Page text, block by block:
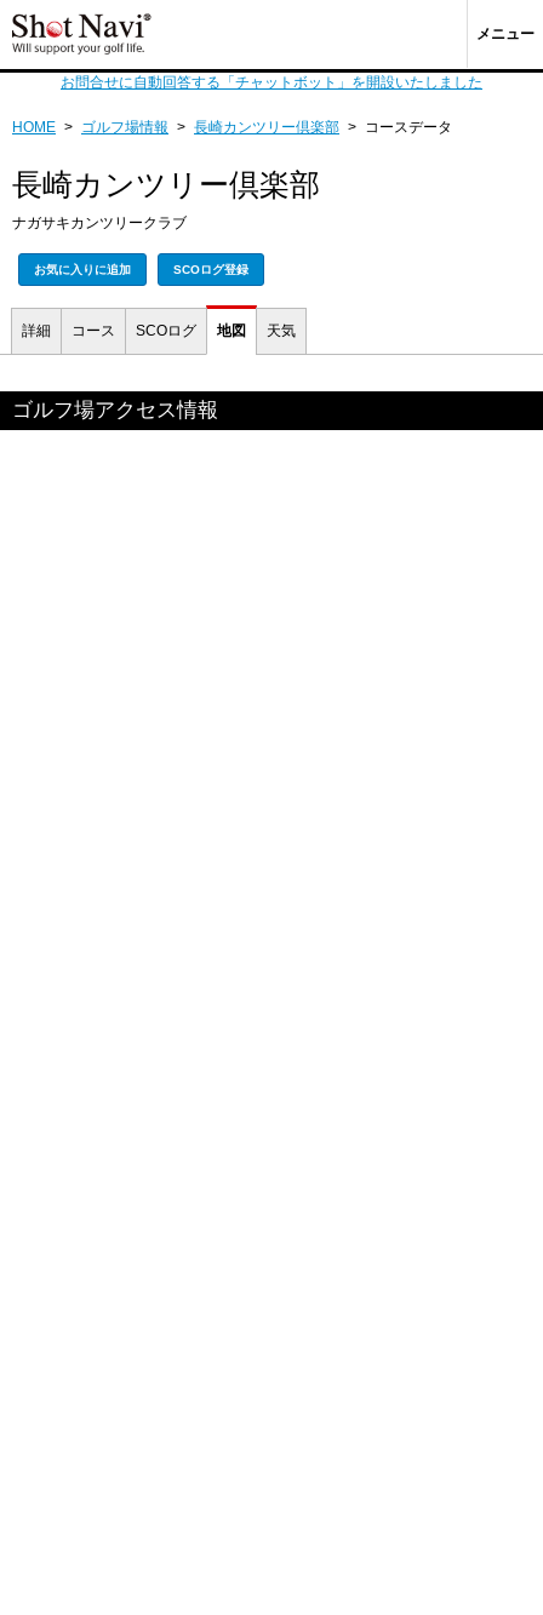
メニュー
お問合せに自動回答する「チャットボット」を開設いたしました
HOME > ゴルフ場情報 > 長崎カンツリー倶楽部 > コースデータ
長崎カンツリー倶楽部
ナガサキカンツリークラブ
お気に入りに追加 SCOログ登録
詳細 コース SCOログ 地図 天気
ゴルフ場アクセス情報